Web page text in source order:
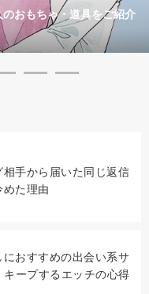
おもちゃ・道具をご紹介
相手から届いた同じ返信
めた理由
におすすめの出会い系サ
キープするエッチの心得